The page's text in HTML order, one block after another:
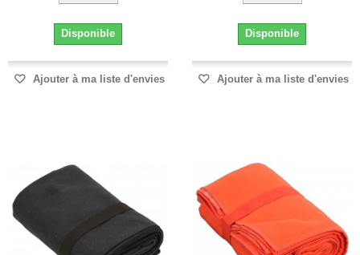
Disponible
Ajouter à ma liste d'envies
Disponible
Ajouter à ma liste d'envies